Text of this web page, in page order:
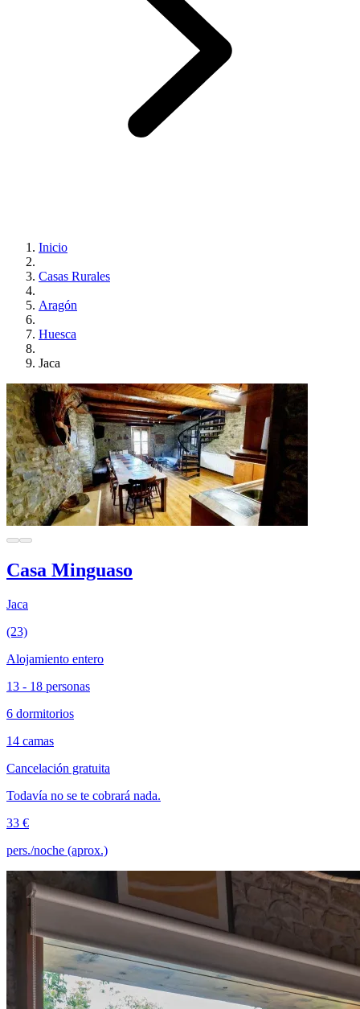
Inicio
Casas Rurales
Aragón
Huesca
Jaca
Casa Minguaso
Jaca
(23)
Alojamiento entero
13 - 18 personas
6 dormitorios
14 camas
Cancelación gratuita
Todavía no se te cobrará nada.
33 €
pers./noche (aprox.)